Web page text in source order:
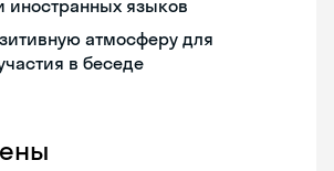
иностранных языков
атмосферу для
в беседе